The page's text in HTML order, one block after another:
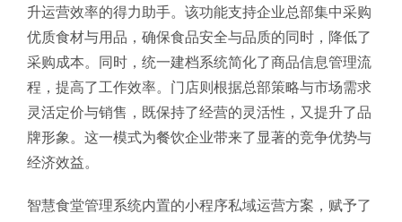
升运营效率的得力助手。该功能支持企业总部集中采购
优质食材与用品，确保食品安全与品质的同时，降低了
采购成本。同时，统一建档系统简化了商品信息管理流
程，提高了工作效率。门店则根据总部策略与市场需求
灵活定价与销售，既保持了经营的灵活性，又提升了品
牌形象。这一模式为餐饮企业带来了显著的竞争优势与
经济效益。
智慧食堂管理系统内置的小程序私域运营方案，赋予了